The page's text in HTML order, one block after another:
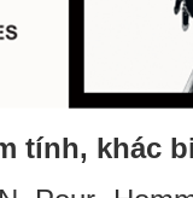
tính, khác